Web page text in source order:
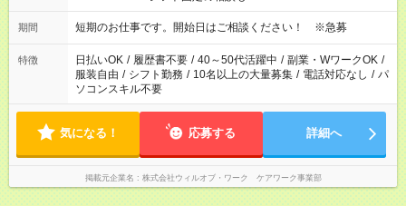
期間 短期のお仕事です。開始日はご相談ください！ ※急募
特徴 日払いOK / 履歴書不要 / 40～50代活躍中 / 副業・WワークOK /
服装自由 / シフト勤務 / 10名以上の大量募集 / 電話対応なし / パ
ソコンスキル不要
気になる！ 応募する 詳細へ
掲載元企業名 株式会社ウィルオブ・ワーク ケアワーク事業部